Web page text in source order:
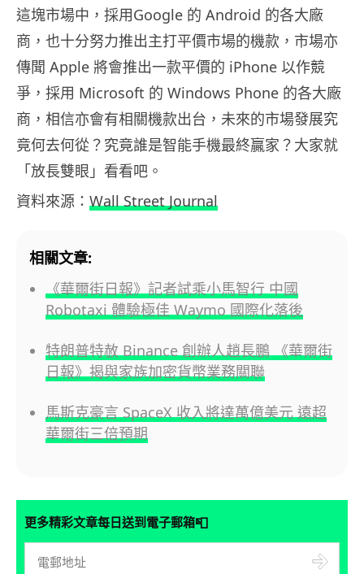
這塊市場中，採用Google 的 Android 的各大廠
商，也十分努力推出主打平價市場的機款，市場亦
傳聞 Apple 將會推出一款平價的 iPhone 以作競
爭，採用 Microsoft 的 Windows Phone 的各大廠
商，相信亦會有相關機款出台，未來的市場發展究
竟何去何從？究竟誰是智能手機最終贏家？大家就
「放長雙眼」看看吧。
資料來源： Wall Street Journal
相關文章:
《華爾街日報》記者試乘小馬智行 中國
Robotaxi 體驗極佳 Waymo 國際化落後
特朗普特赦 Binance 創辦人趙長鵬 《華爾街
日報》揭與家族加密貨幣業務關聯
馬斯克豪言 SpaceX 收入將達萬億美元 遠超
華爾街三倍預期
更多精彩文章每日送到電子郵箱📮